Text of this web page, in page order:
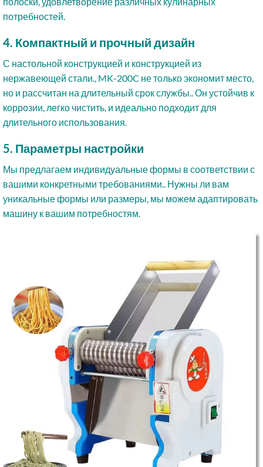
потребностей.
4. Компактный и прочный дизайн
С настольной конструкцией и конструкцией из
нержавеющей стали., MK-200C не только экономит место,
но и рассчитан на длительный срок службы.. Он устойчив к
коррозии, легко чистить, и идеально подходит для
длительного использования.
5. Параметры настройки
Мы предлагаем индивидуальные формы в соответствии с
вашими конкретными требованиями.. Нужны ли вам
уникальные формы или размеры, мы можем адаптировать
машину к вашим потребностям.